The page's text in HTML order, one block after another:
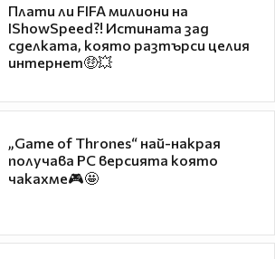
Плати ли FIFA милиони на
IShowSpeed?! Истината зад
сделката, която разтърси целия
интернет🤑💥
„Game of Thrones“ най-накрая
получава PC версията която
чакахме🎮🤩